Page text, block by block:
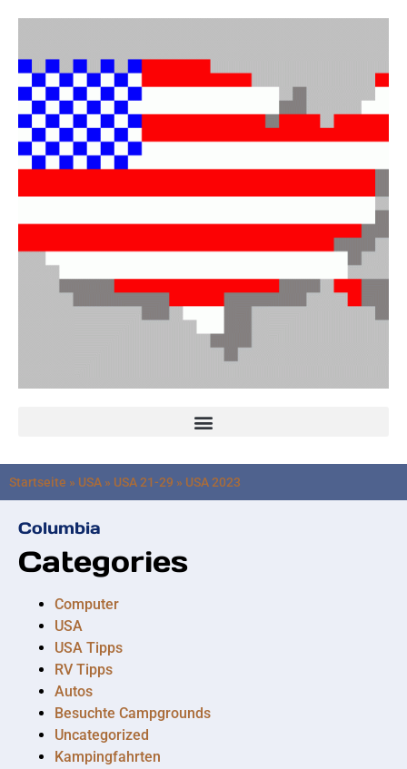
Startseite » USA » USA 21-29 » USA 2023
Columbia
Categories
Computer
USA
USA Tipps
RV Tipps
Autos
Besuchte Campgrounds
Uncategorized
Kampingfahrten